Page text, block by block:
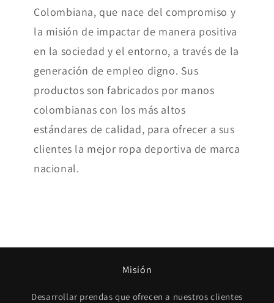
Colombiana, que nace del compromiso y
la misión de impactar de manera positiva
en la sociedad y el entorno, a través de la
generación de empleo digno. Sus
productos son fabricados por manos
colombianas con los más altos
estándares de calidad, para ofrecer a sus
clientes la mejor ropa deportiva de marca
nacional.
Misión
Desarrollar prendas que ofrecen a nuestros clientes